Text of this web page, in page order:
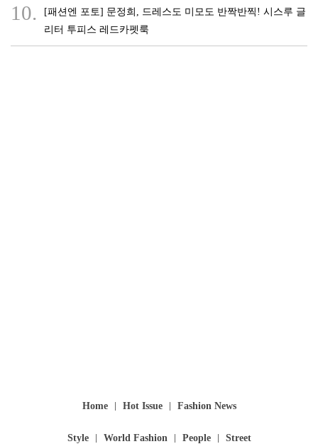
10.
[패션엔 포토] 문정희, 드레스도 미모도 반짝반찍! 시스루 글
리터 투피스 레드카펫룩
Home Hot Issue Fashion News
Style World Fashion People Street